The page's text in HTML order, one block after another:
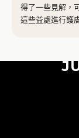
得了一些見解，
這些益處進行護